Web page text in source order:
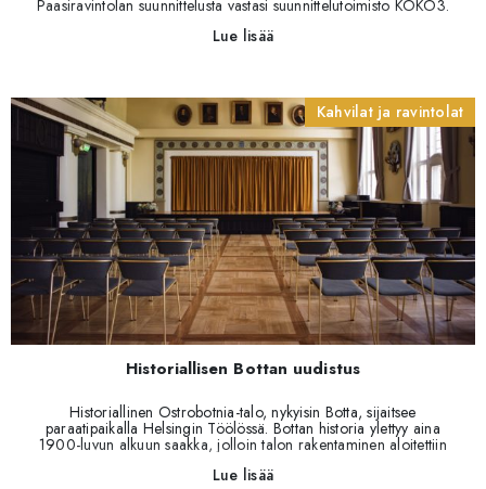
Paasiravintolan suunnittelusta vastasi suunnittelutoimisto KOKO3.
vastasi laajasti ravintolan pintaremontista sekä kiintokalusteista.
Lue lisää
Kahvilat ja ravintolat
Historiallisen Bottan uudistus
Historiallinen Ostrobotnia-talo, nykyisin Botta, sijaitsee
paraatipaikalla Helsingin Töölössä. Bottan historia ylettyy aina
1900-luvun alkuun saakka, jolloin talon rakentaminen aloitettiin
valmistumisen jälkeen Ostrobotnia-talossa on ollut monenlaista
Lue lisää